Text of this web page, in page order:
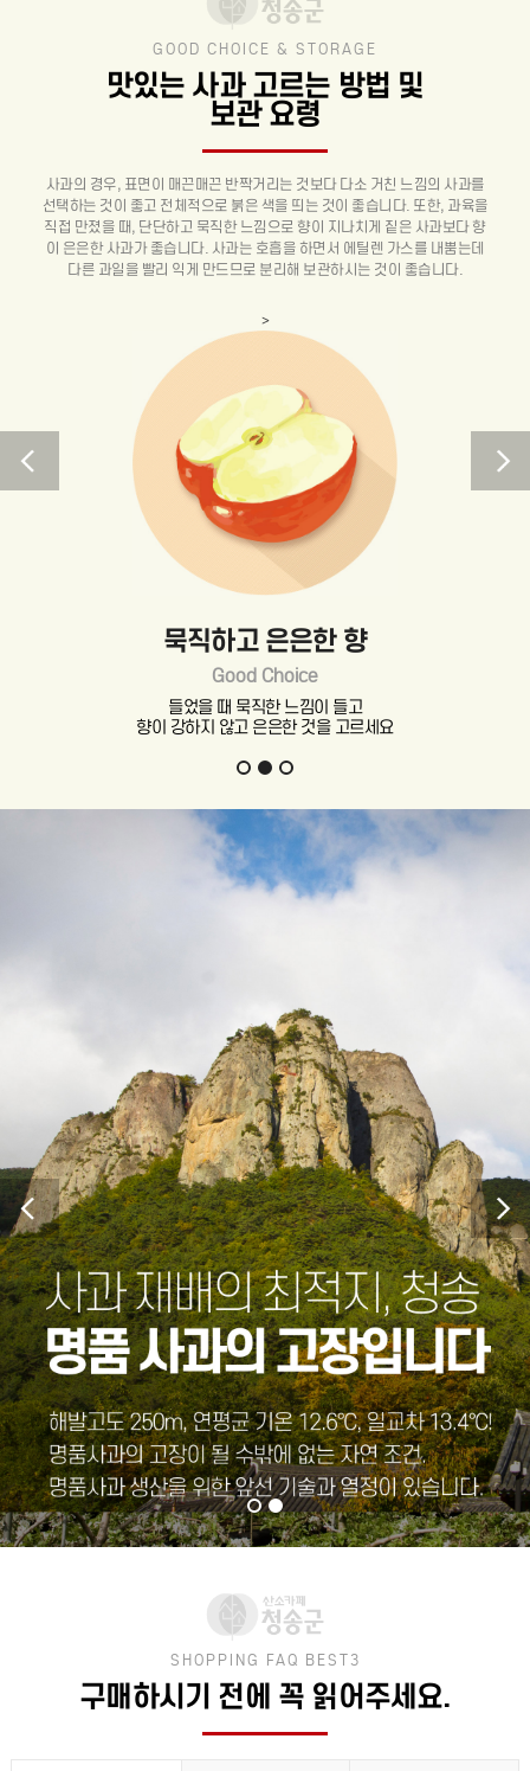
GOOD CHOICE & STORAGE
맛있는 사과 고르는 방법 및
보관 요령
사과의 경우, 표면이 매끈매끈 반짝거리는 것보다 다소 거친 느낌의 사과를
선택하는 것이 좋고 전체적으로 붉은 색을 띄는 것이 좋습니다. 또한, 과육을
직접 만졌을 때, 단단하고 묵직한 느낌으로 향이 지나치게 짙은 사과보다 향
이 은은한 사과가 좋습니다. 사과는 호흡을 하면서 에틸렌 가스를 내뿜는데
다른 과일을 빨리 익게 만드므로 분리해 보관하시는 것이 좋습니다.
>
묵직하고 은은한 향
Good Choice
들었을 때 묵직한 느낌이 들고
향이 강하지 않고 은은한 것을 고르세요
SHOPPING FAQ BEST3
구매하시기 전에 꼭 읽어주세요.